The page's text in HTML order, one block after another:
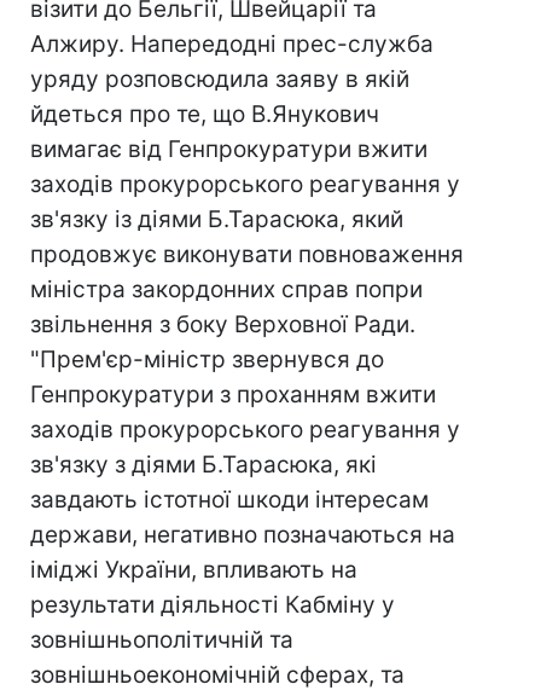
візити до Бельгії, Швейцарії та
Алжиру. Напередодні прес-служба
уряду розповсюдила заяву в якій
йдеться про те, що В.Янукович
вимагає від Генпрокуратури вжити
заходів прокурорського реагування у
зв'язку із діями Б.Тарасюка, який
продовжує виконувати повноваження
міністра закордонних справ попри
звільнення з боку Верховної Ради.
"Прем'єр-міністр звернувся до
Генпрокуратури з проханням вжити
заходів прокурорського реагування у
зв'язку з діями Б.Тарасюка, які
завдають істотної шкоди інтересам
держави, негативно позначаються на
іміджі України, впливають на
результати діяльності Кабміну у
зовнішньополітичній та
зовнішньоекономічній сферах, та